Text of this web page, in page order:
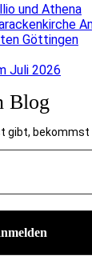
und Athena
Göttingen
Juli 2026
Blog
gibt, bekommst